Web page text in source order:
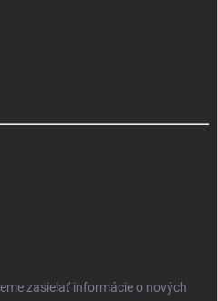
zasielať informácie o nových